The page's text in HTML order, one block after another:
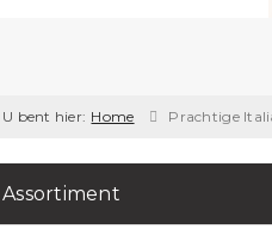
U bent hier: Home Prachtige
Assortiment